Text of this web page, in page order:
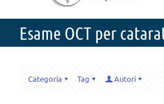
Esame OCT per
Categoria Tag Autori